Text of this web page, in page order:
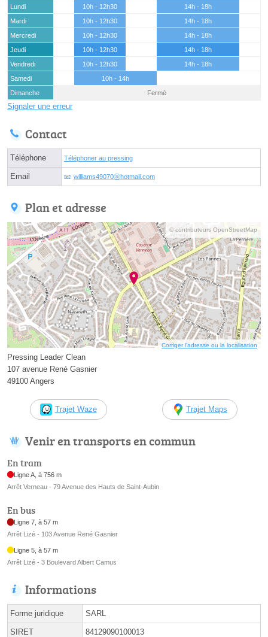
Lundi 10h - 12h30
14h - 18h
Mardi
10h - 12h30
14h - 18h
Mercredi
10h - 12h30
14h - 18h
Jeudi
10h - 12h30
14h - 18h
Vendredi
10h - 12h30
14h - 18h
Samedi
10h - 14h
Dimanche
Fermé
Signaler une erreur
Contact
Téléphone Téléphoner au pressing
Email williams49070ⓐhotmail.com
Plan et adresse
© contributeurs OpenStreetMap
Corriger l’adresse ou la localisation
Pressing Leader Clean
107 avenue René Gasnier
49100 Angers
Trajet Waze Trajet Maps
Venir en transports en commun
En tram
Ligne A, à 756 m
Arrêt Verneau - 79 Avenue des Hauts de Saint-Aubin
En bus
Ligne 7, à 57 m
Arrêt Lizé - 103 Avenue René Gasnier
Ligne 5, à 57 m
Arrêt Lizé - 3 Boulevard Albert Camus
Informations
Forme juridique SARL
SIRET 84129090100013